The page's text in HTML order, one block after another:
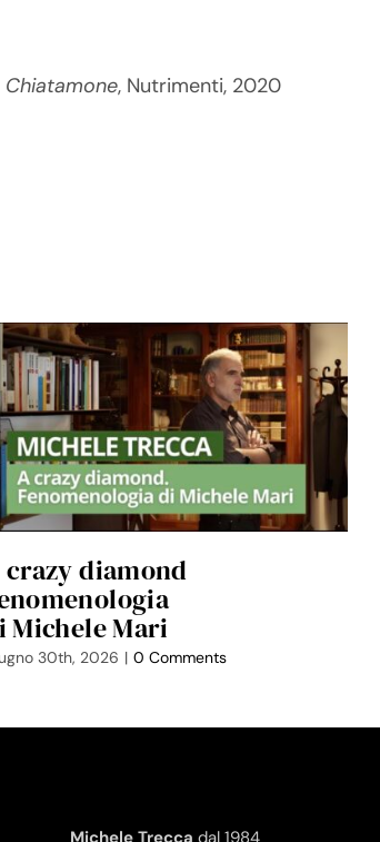
, Nutrimenti, 2020
crazy diamond
Michele Mari
30th, 2026 | 0 Comments
Michele Trecca dal 1984